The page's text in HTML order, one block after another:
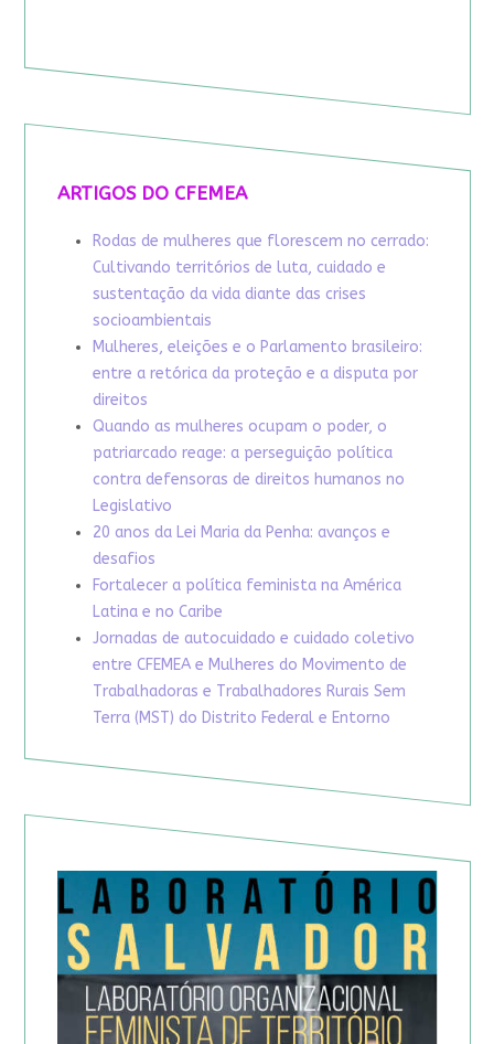
ARTIGOS DO CFEMEA
Rodas de mulheres que florescem no cerrado:
Cultivando territórios de luta, cuidado e
sustentação da vida diante das crises
socioambientais
Mulheres, eleições e o Parlamento brasileiro:
entre a retórica da proteção e a disputa por
direitos
Quando as mulheres ocupam o poder, o
patriarcado reage: a perseguição política
contra defensoras de direitos humanos no
Legislativo
20 anos da Lei Maria da Penha: avanços e
desafios
Fortalecer a política feminista na América
Latina e no Caribe
Jornadas de autocuidado e cuidado coletivo
entre CFEMEA e Mulheres do Movimento de
Trabalhadoras e Trabalhadores Rurais Sem
Terra (MST) do Distrito Federal e Entorno